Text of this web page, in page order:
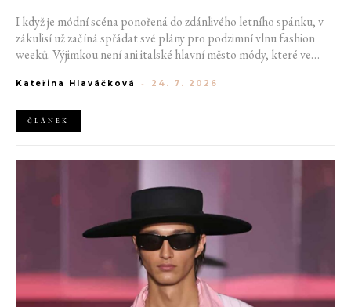
I když je módní scéna ponořená do zdánlivého letního spánku, v
zákulisí už začíná spřádat své plány pro podzimní vlnu fashion
weeků. Výjimkou není ani italské hlavní město módy, které ve
22. do 28. září přivítá tradiční jména, pozornost však zaměří
Moschino.
Kateřina Hlaváčková - 24. 7. 2026
ČLÁNEK